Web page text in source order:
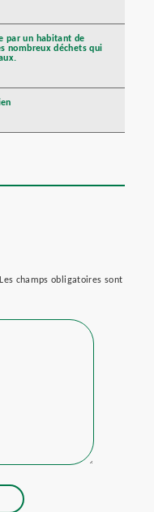
par un habitant de
nombreux déchets qui
Les champs obligatoires sont